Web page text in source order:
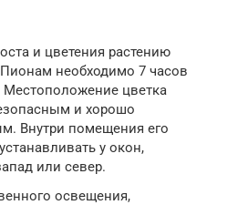
и цветения растению
Пионам необходимо 7 часов
Местоположение цветка
и хорошо
Внутри помещения его
у окон,
или север.
освещения,